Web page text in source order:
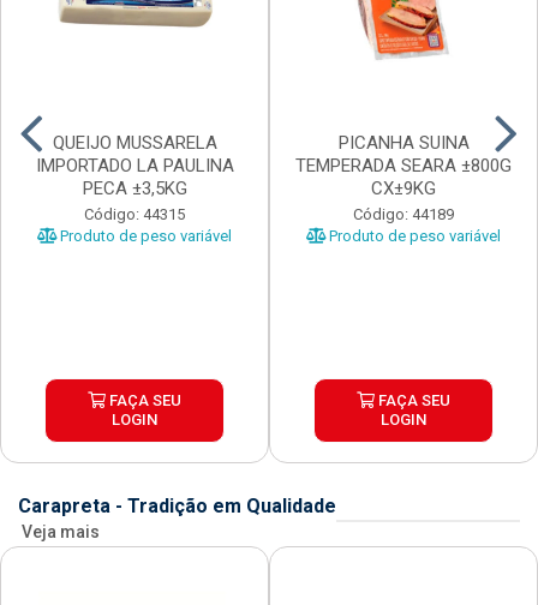
QUEIJO MUSSARELA
IMPORTADO LA PAULINA
PECA ±3,5KG
Código: 44315
Produto de peso variável
FAÇA SEU
LOGIN
PICANHA SUINA
TEMPERADA SEARA ±800G
CX±9KG
Código: 44189
Produto de peso variável
FAÇA SEU
LOGIN
Carapreta - Tradição em Qualidade
Veja mais